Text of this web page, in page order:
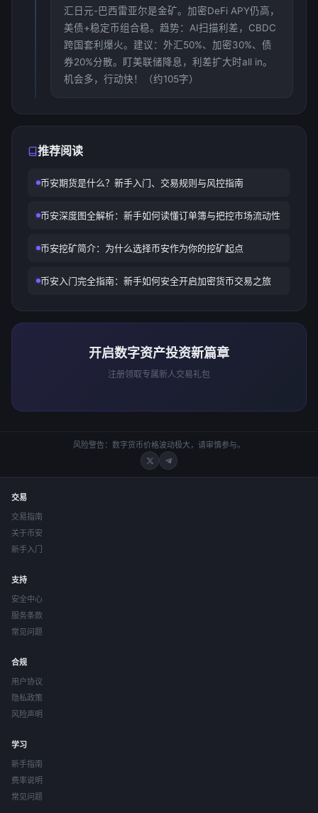
汇日元-巴西雷亚尔是金矿。加密DeFi APY仍高，
美债+稳定币组合稳。趋势：AI扫描利差，CBDC
跨国套利爆火。建议：外汇50%、加密30%、债
券20%分散。盯美联储降息，利差扩大时all in。
机会多，行动快！（约105字）
推荐阅读
币安期货是什么？新手入门、交易规则与风控指南
币安深度图全解析：新手如何读懂订单簿与把控市场流动性
币安挖矿简介：为什么选择币安作为你的挖矿起点
币安入门完全指南：新手如何安全开启加密货币交易之旅
开启数字资产投资新篇章
注册领取专属新人交易礼包
风险警告：数字货币价格波动极大，请审慎参与。
交易
交易指南
关于币安
新手入门
支持
安全中心
服务条款
常见问题
合规
用户协议
隐私政策
风险声明
学习
新手指南
费率说明
常见问题